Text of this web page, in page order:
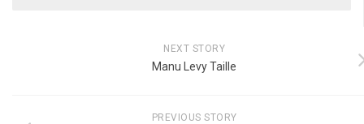
NEXT STORY
Manu Levy Taille
PREVIOUS STORY